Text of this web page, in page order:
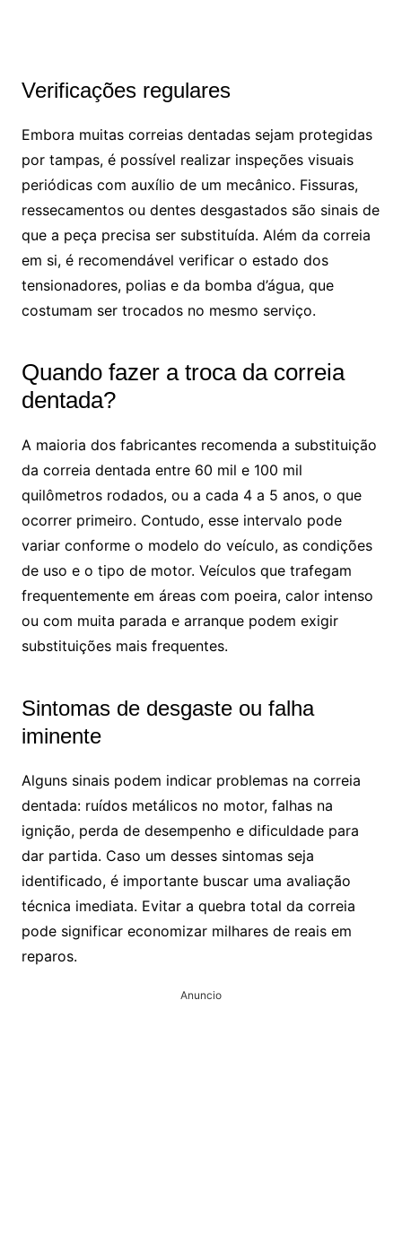
Verificações regulares
Embora muitas correias dentadas sejam protegidas
por tampas, é possível realizar inspeções visuais
periódicas com auxílio de um mecânico. Fissuras,
ressecamentos ou dentes desgastados são sinais de
que a peça precisa ser substituída. Além da correia
em si, é recomendável verificar o estado dos
tensionadores, polias e da bomba d’água, que
costumam ser trocados no mesmo serviço.
Quando fazer a troca da correia
dentada?
A maioria dos fabricantes recomenda a substituição
da correia dentada entre 60 mil e 100 mil
quilômetros rodados, ou a cada 4 a 5 anos, o que
ocorrer primeiro. Contudo, esse intervalo pode
variar conforme o modelo do veículo, as condições
de uso e o tipo de motor. Veículos que trafegam
frequentemente em áreas com poeira, calor intenso
ou com muita parada e arranque podem exigir
substituições mais frequentes.
Sintomas de desgaste ou falha
iminente
Alguns sinais podem indicar problemas na correia
dentada: ruídos metálicos no motor, falhas na
ignição, perda de desempenho e dificuldade para
dar partida. Caso um desses sintomas seja
identificado, é importante buscar uma avaliação
técnica imediata. Evitar a quebra total da correia
pode significar economizar milhares de reais em
reparos.
Anuncio